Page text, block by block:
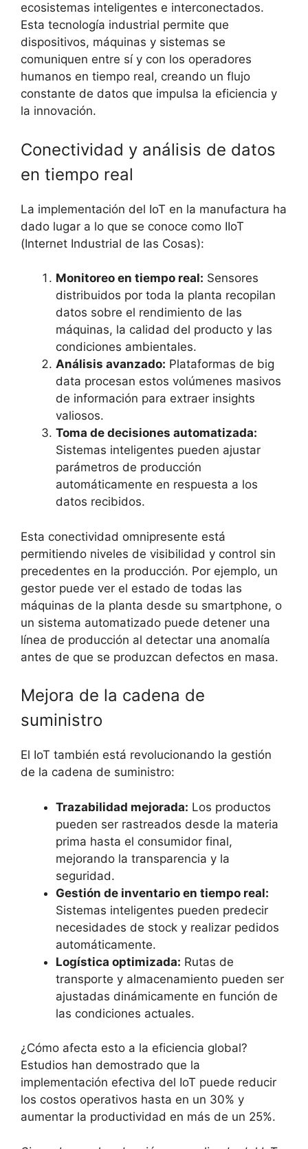
ecosistemas inteligentes e interconectados.
Esta tecnología industrial permite que
dispositivos, máquinas y sistemas se
comuniquen entre sí y con los operadores
humanos en tiempo real, creando un flujo
constante de datos que impulsa la eficiencia y
la innovación.
Conectividad y análisis de datos
en tiempo real
La implementación del IoT en la manufactura ha
dado lugar a lo que se conoce como IIoT
(Internet Industrial de las Cosas):
Monitoreo en tiempo real: Sensores
distribuidos por toda la planta recopilan
datos sobre el rendimiento de las
máquinas, la calidad del producto y las
condiciones ambientales.
Análisis avanzado: Plataformas de big
data procesan estos volúmenes masivos
de información para extraer insights
valiosos.
Toma de decisiones automatizada:
Sistemas inteligentes pueden ajustar
parámetros de producción
automáticamente en respuesta a los
datos recibidos.
Esta conectividad omnipresente está
permitiendo niveles de visibilidad y control sin
precedentes en la producción. Por ejemplo, un
gestor puede ver el estado de todas las
máquinas de la planta desde su smartphone, o
un sistema automatizado puede detener una
línea de producción al detectar una anomalía
antes de que se produzcan defectos en masa.
Mejora de la cadena de
suministro
El IoT también está revolucionando la gestión
de la cadena de suministro:
Trazabilidad mejorada: Los productos
pueden ser rastreados desde la materia
prima hasta el consumidor final,
mejorando la transparencia y la
seguridad.
Gestión de inventario en tiempo real:
Sistemas inteligentes pueden predecir
necesidades de stock y realizar pedidos
automáticamente.
Logística optimizada: Rutas de
transporte y almacenamiento pueden ser
ajustadas dinámicamente en función de
las condiciones actuales.
¿Cómo afecta esto a la eficiencia global?
Estudios han demostrado que la
implementación efectiva del IoT puede reducir
los costos operativos hasta en un 30% y
aumentar la productividad en más de un 25%.